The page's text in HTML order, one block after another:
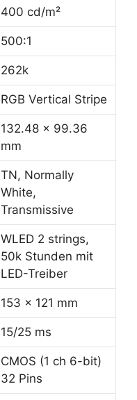
400 cd/m²
500:1
262k
RGB Vertical Stripe
132.48 x 99.36
mm
TN, Normally
White,
Transmissive
WLED 2 strings,
50k Stunden mit
LED-Treiber
153 x 121 mm
15/25 ms
CMOS (1 ch 6-bit)
32 Pins